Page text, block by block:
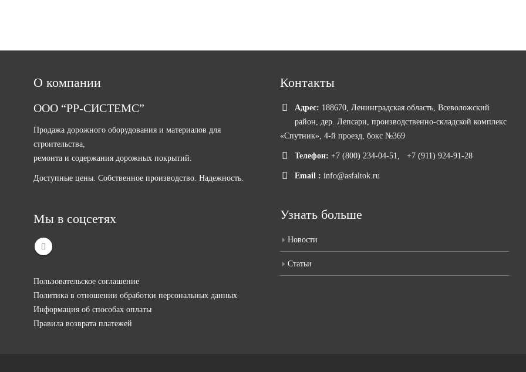
О компании
ООО “РР-СИСТЕМС”
Продажа дорожного оборудования и материалов для
строительства,
ремонта и содержания дорожных покрытий.
Доступные цены. Собственное производство. Надежность.
Мы в соцсетях
Пользовательское соглашение
Политика в отношении обработки персональных данных
Информация об способах оплаты
Правила возврата платежей
Контакты
Адрес: 188670, Ленинградская область, Всеволожский
район, дер. Лепсари, производственно-складской комплекс
«Спутник», 4-й проезд, бокс №369
Телефон: +7 (800) 234-04-51, +7 (911) 924-91-28
Email : info@asfaltok.ru
Узнать больше
Новости
Статьи